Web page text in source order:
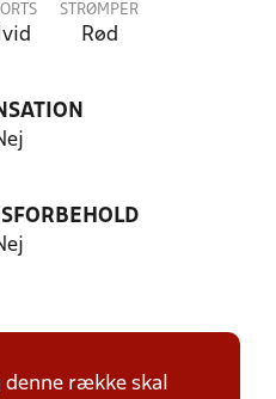
STRØMPER
Rød
række skal